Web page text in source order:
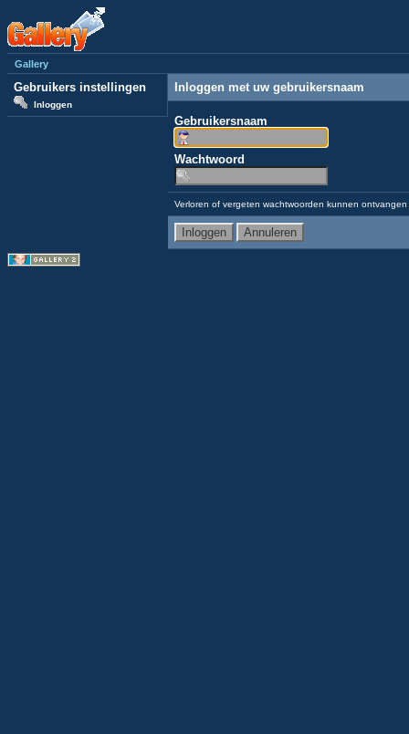
Gallery
Gebruikers instellingen
Inloggen
Inloggen met uw gebruikersnaam
Gebruikersnaam
Wachtwoord
Verloren of vergeten wachtwoorden kunnen